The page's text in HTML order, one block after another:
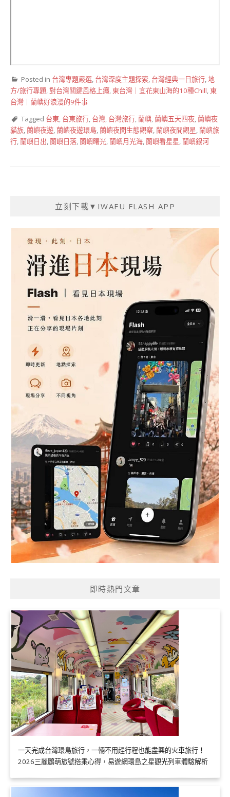
Posted in 台灣專題嚴選, 台灣深度主題探索, 台灣經典一日旅行,地
方/旅行專題,對台灣關鍵風格上癮, 東台灣｜宜花東山海的10種Chill, 東
台灣｜蘭嶼好浪漫的9件事
Tagged 台東, 台東旅行, 台灣, 台灣旅行,蘭嶼,蘭嶼五天四夜,蘭嶼夜
貓族,蘭嶼夜遊,蘭嶼夜遊環島,蘭嶼夜間生態觀察,蘭嶼夜間觀星,蘭嶼旅
行,蘭嶼日出,蘭嶼日落,蘭嶼曙光,蘭嶼月光海,蘭嶼看星星,蘭嶼銀河
立刻下載▼IWAFU FLASH APP
即時熱門文章
一天完成台灣環島旅行，一輛不用趕行程也能盡興的火車旅行！
2026三麗鷗萌旅號搭乘心得，易遊網環島之星觀光列車體驗解析